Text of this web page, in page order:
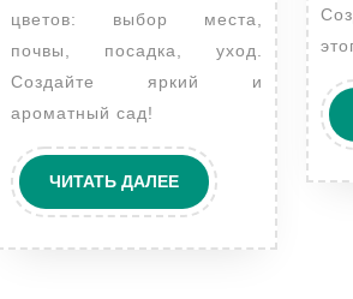
цветов: выбор места,
почвы, посадка, уход.
Создайте яркий и
ароматный сад!
ЧИТАТЬ ДАЛЕЕЧИТАТЬ
ДАЛЕЕ